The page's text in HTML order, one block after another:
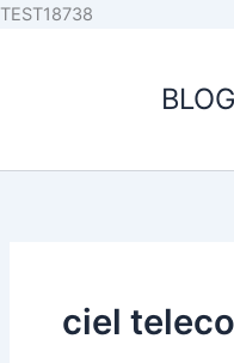
TEST18738
contenu
Aller
BLOG
ciel